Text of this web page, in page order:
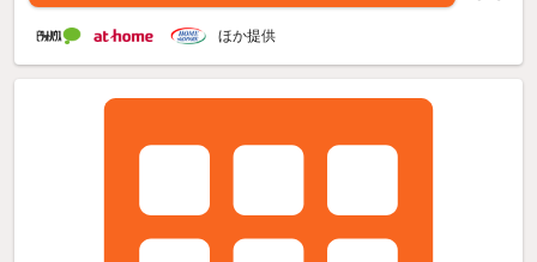
ほか提供